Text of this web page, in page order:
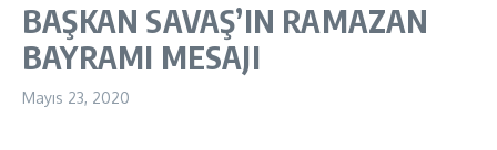
BAŞKAN SAVAŞ’IN RAMAZAN
BAYRAMI MESAJI
Mayıs 23, 2020